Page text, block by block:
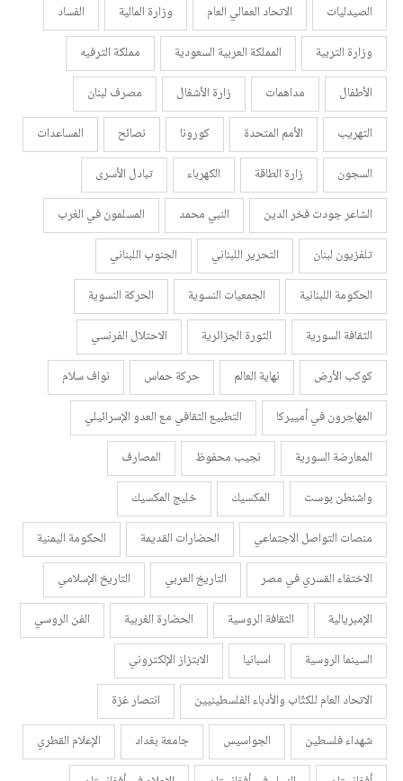
الصيدليات الاتحاد العمالي العام وزارة المالية
الفساد
وزارة التربية
المملكة العربية السعودية
مملكة الترفيه
الأطفال
مداهمات زارة الأشغال
مصرف لبنان
التهريب
الأمم المتحدة كورونا نصائح
المساعدات
السجون
زارة الطاقة الكهرباء
تبادل الأسرى
الشاعر جودت فخر الدين
النبي محمد
المسلمون في الغرب
تلفزيون لبنان
التحرير اللبناني
الجنوب اللبناني
الحكومة اللبنانية
الجمعيات النسوية
الحركة النسوية
الثقافة السورية
الثورة الجزائرية
الاحتلال الفرنسي
كوكب الأرض
نهاية العالم حركة حماس
نواف سلام
المهاجرون في أمييركا
التطبيع الثقافي مع العدو الإسرائيلي
المعارضة السورية
نجيب محفوظ
المصارف
واشنطن بوست
المكسيك
خليج المكسيك
منصات التواصل الاجتماعي
الحضارات القديمة
الحكومة اليمنية
الاختفاء القسري في مصر
التاريخ العربي
التاريخ الإسلامي
الإمبريالية
الثقافة الروسية الحضارة الغربية
الفن الروسي
السينما الروسية
اسبانيا
الابتزاز الإلكتروني
الاتحاد العام للكتّاب والأدباء الفلسطينيين
انتصار غزة
شهداء فلسطين
الجواسيس جامعة بغداد
الإعلام القطري